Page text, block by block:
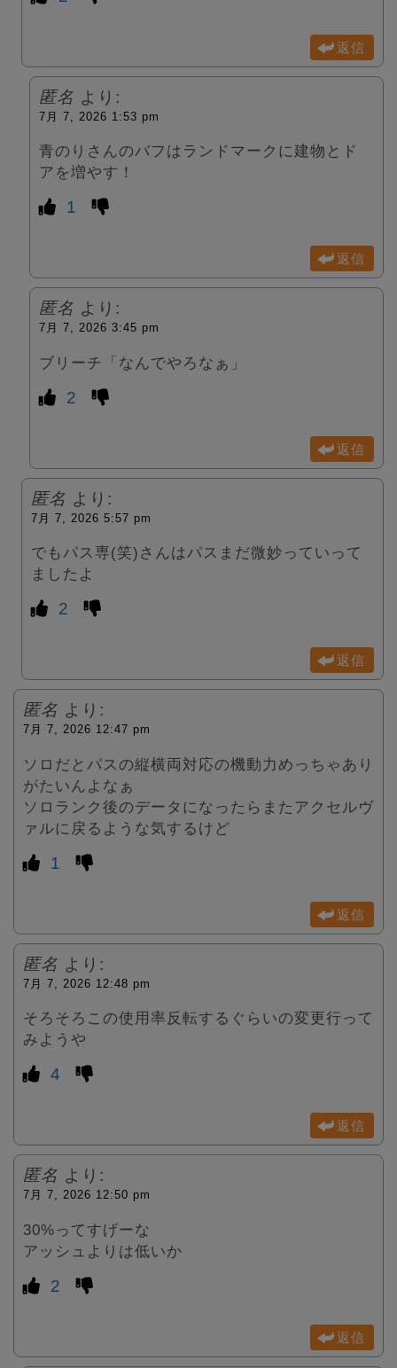
返信
匿名 より:
7月 7, 2026 1:53 pm
青のりさんのバフはランドマークに建物とド
アを増やす！
1
返信
匿名 より:
7月 7, 2026 3:45 pm
ブリーチ「なんでやろなぁ」
2
返信
匿名 より:
7月 7, 2026 5:57 pm
でもパス専(笑)さんはパスまだ微妙っていって
ましたよ
2
返信
匿名 より:
7月 7, 2026 12:47 pm
ソロだとパスの縦横両対応の機動力めっちゃあり
がたいんよなぁ
ソロランク後のデータになったらまたアクセルヴ
ァルに戻るような気するけど
1
返信
匿名 より:
7月 7, 2026 12:48 pm
そろそろこの使用率反転するぐらいの変更行って
みようや
4
返信
匿名 より:
7月 7, 2026 12:50 pm
30%ってすげーな
アッシュよりは低いか
2
返信